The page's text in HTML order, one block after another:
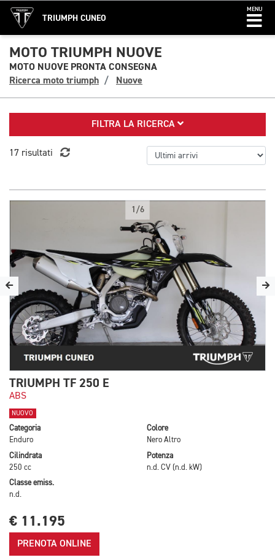
TRIUMPH CUNEO
MENU
MOTO TRIUMPH NUOVE
MOTO NUOVE PRONTA CONSEGNA
Ricerca moto triumph
Nuove
FILTRA LA RICERCA
17 risultati
1/6
TRIUMPH TF 250 E
ABS
NUOVO
Categoria
Enduro
Colore
Nero Altro
Cilindrata
250 cc
Potenza
n.d. CV (n.d. kW)
Classe emiss.
n.d.
€ 11.195
PRENOTA ONLINE